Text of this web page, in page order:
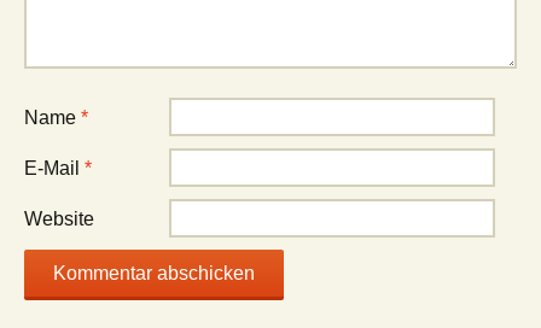
Name *
E-Mail *
Website